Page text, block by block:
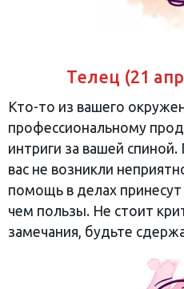
Телец (21
Кто-то из вашего
профессиональному
интриги за вашей
вас не возникли
помощь в делах
чем пользы. Не стоит
замечания, будьте